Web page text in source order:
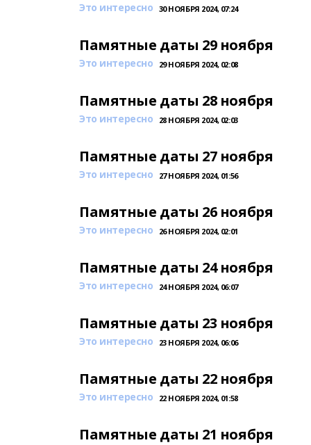
Это интересно 30 НОЯБРЯ 2024, 07:24
Памятные даты 29 ноября
Это интересно 29 НОЯБРЯ 2024, 02:08
Памятные даты 28 ноября
Это интересно 28 НОЯБРЯ 2024, 02:03
Памятные даты 27 ноября
Это интересно 27 НОЯБРЯ 2024, 01:56
Памятные даты 26 ноября
Это интересно 26 НОЯБРЯ 2024, 02:01
Памятные даты 24 ноября
Это интересно 24 НОЯБРЯ 2024, 06:07
Памятные даты 23 ноября
Это интересно 23 НОЯБРЯ 2024, 06:06
Памятные даты 22 ноября
Это интересно 22 НОЯБРЯ 2024, 01:58
Памятные даты 21 ноября